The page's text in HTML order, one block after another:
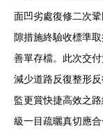
面凹劣處復修二次
隙措施終驗收標準
善單存檔。此次交
減少道路反復整形
監更賞快捷高效之
級一目疏曬真切應